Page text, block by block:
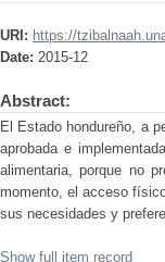
URI: https://
Date: 2015-12
Abstract:
El Estado hondureño, a
aprobada e
alimentaria, porque no
momento, el acceso
sus necesidades y
Show full item record